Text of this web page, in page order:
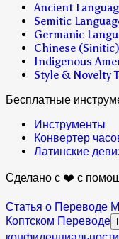
Ancient
Semitic
Germanic
Chinese
Indigenous
Style & Novelty
Бесплатные
Инструменты
Конвертер
Латинские
Сделано с ❤️ с
Статья о Переводе
Коптском Переводе